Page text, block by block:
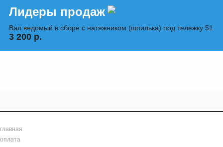
Лидеры продаж
Вал ведомый в сборе с натяжником (шпилька) под тележку 51
3 200 р.
главная
оплата